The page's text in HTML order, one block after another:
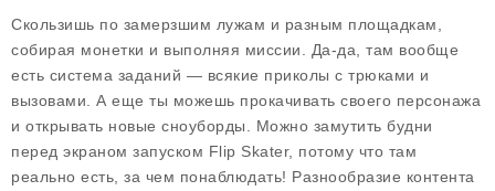
Скользишь по замерзшим лужам и разным площадкам,
собирая монетки и выполняя миссии. Да-да, там вообще
есть система заданий — всякие приколы с трюками и
вызовами. А еще ты можешь прокачивать своего персонажа
и открывать новые сноуборды. Можно замутить будни
перед экраном запуском Flip Skater, потому что там
реально есть, за чем понаблюдать! Разнообразие контента